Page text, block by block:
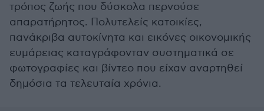
τρόπος ζωής που δύσκολα περνούσε
απαρατήρητος. Πολυτελείς κατοικίες,
πανάκριβα αυτοκίνητα και εικόνες οικονομικής
ευμάρειας καταγράφονταν συστηματικά σε
φωτογραφίες και βίντεο που είχαν αναρτηθεί
δημόσια τα τελευταία χρόνια.